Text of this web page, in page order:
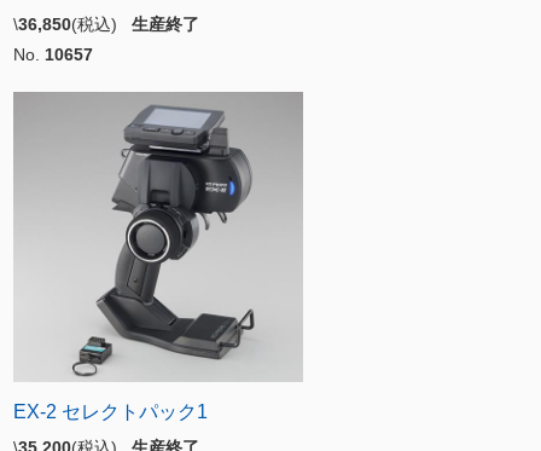
\36,850(税込) 生産終了
No. 10657
EX-2 セレクトパック1